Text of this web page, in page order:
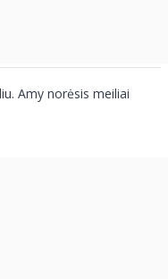
Amy norėsis meiliai